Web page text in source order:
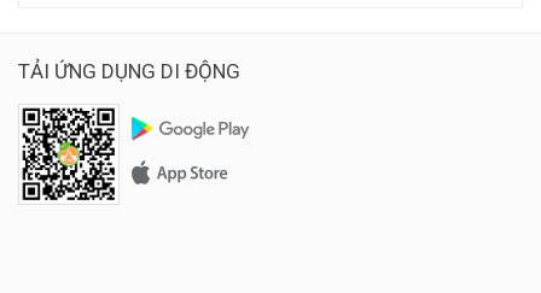
TẢI ỨNG DỤNG DI ĐỘNG